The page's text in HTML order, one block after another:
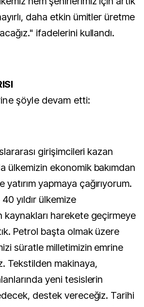
daha etkin ümitler üretme
ifadelerini kullandı.
şöyle devam etti:
girişimcileri kazan
ülkemizin ekonomik bakımdan
yapmaya çağırıyorum.
yıldır ülkemize
kaynakları harekete geçirmeye
Petrol başta olmak üzere
süratle milletimizin emrine
Tekstilden makinaya,
yeni tesislerin
destek vereceğiz. Tarihi